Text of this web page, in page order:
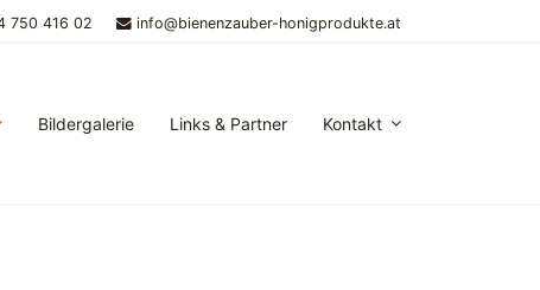
750 416 02 info@bienenzauber-honigprodukte.at
Bildergalerie Links & Partner Kontakt